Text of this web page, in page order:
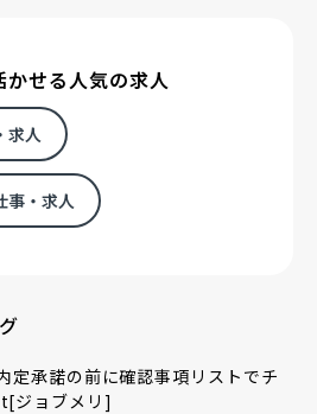
定承諾の前に確認事項リストでチ
ジョブメリ]
せる人気の求人
求人
事・求人